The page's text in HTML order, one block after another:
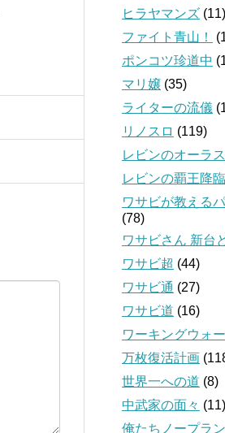
ヒラヤマンズ (11)
ファイト青山！
ポンコツ珍道中
マリ嬢 (35)
ライターの流儀
リノスロ (119)
レビンのオーラス
レビンの覇王降臨
ワサビが教える
(78)
ワサビさん 新台
ワサビ超 (44)
ワサビ通 (27)
ワサビ道 (16)
ワーキングウォ
万枚復活計画
世界一への道 (8)
中武家の面々 (11)
俺たちノープラン